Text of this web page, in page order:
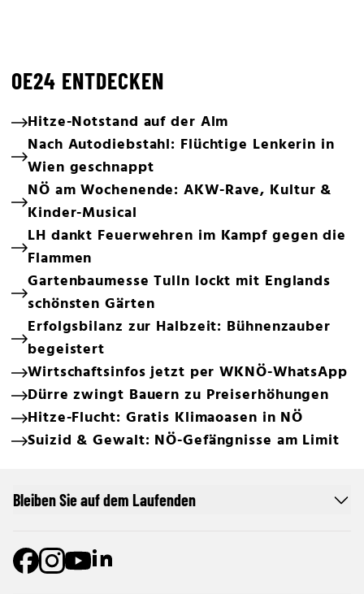
OE24 ENTDECKEN
Hitze-Notstand auf der Alm
Nach Autodiebstahl: Flüchtige Lenkerin in
Wien geschnappt
NÖ am Wochenende: AKW-Rave, Kultur &
Kinder-Musical
LH dankt Feuerwehren im Kampf gegen die
Flammen
Gartenbaumesse Tulln lockt mit Englands
schönsten Gärten
Erfolgsbilanz zur Halbzeit: Bühnenzauber
begeistert
Wirtschaftsinfos jetzt per WKNÖ-WhatsApp
Dürre zwingt Bauern zu Preiserhöhungen
Hitze-Flucht: Gratis Klimaoasen in NÖ
Suizid & Gewalt: NÖ-Gefängnisse am Limit
Bleiben Sie auf dem Laufenden